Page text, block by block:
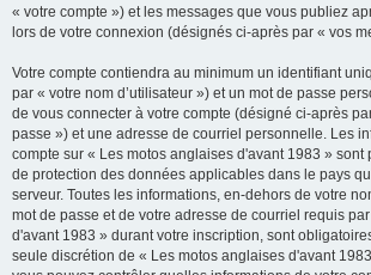
« votre compte ») et les messages que vous publiez
lors de votre connexion (désignés ci-après par « vos
Votre compte contiendra au minimum un identifiant
par « votre nom d’utilisateur ») et un mot de passe
de vous connecter à votre compte (désigné ci-après
passe ») et une adresse de courriel personnelle. Les
compte sur « Les motos anglaises d'avant 1983 » sont
de protection des données applicables dans le pays
serveur. Toutes les informations, en-dehors de votre
mot de passe et de votre adresse de courriel requis
d'avant 1983 » durant votre inscription, sont
seule discrétion de « Les motos anglaises d'avant